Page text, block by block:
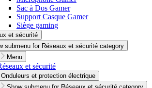
Sac à Dos Gamer
Support Casque Gamer
Siège gaming
et sécurité
submenu for Réseaux et sécurité category
Menu
et sécurité
Onduleurs et protection électrique